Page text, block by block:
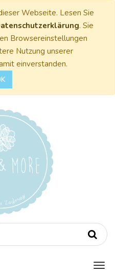
Webseite. Lesen Sie
. Sie
Browsereinstellungen
Nutzung unserer
einverstanden.